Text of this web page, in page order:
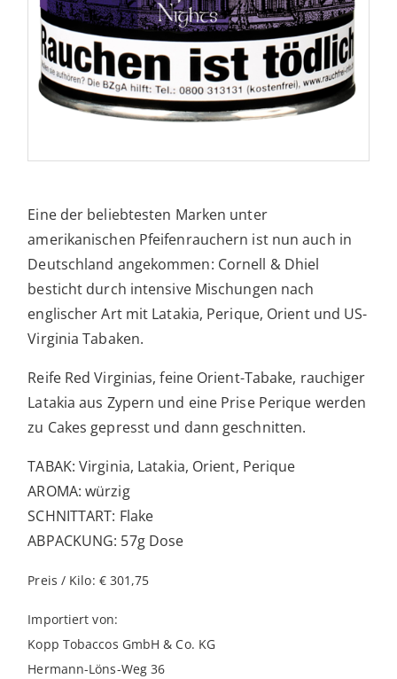
Eine der beliebtesten Marken unter
amerikanischen Pfeifenrauchern ist nun auch in
Deutschland angekommen: Cornell & Dhiel
besticht durch intensive Mischungen nach
englischer Art mit Latakia, Perique, Orient und US-
Virginia Tabaken.
Reife Red Virginias, feine Orient-Tabake, rauchiger
Latakia aus Zypern und eine Prise Perique werden
zu Cakes gepresst und dann geschnitten.
TABAK: Virginia, Latakia, Orient, Perique
AROMA: würzig
SCHNITTART: Flake
ABPACKUNG: 57g Dose
Preis / Kilo: € 301,75
Importiert von:
Kopp Tobaccos GmbH & Co. KG
Hermann-Löns-Weg 36